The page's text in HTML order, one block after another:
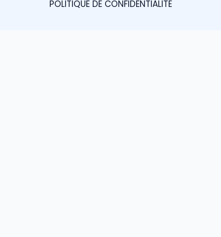
POLITIQUE DE CONFIDENTIALITÉ